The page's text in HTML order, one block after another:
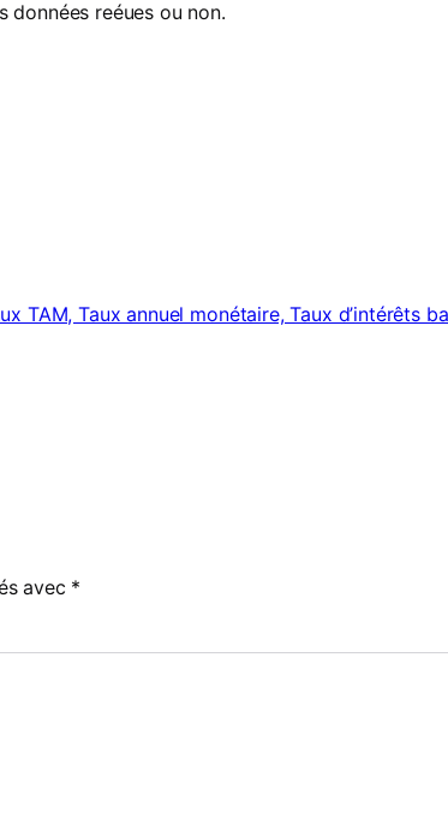
données reéues ou non.
TAM, Taux annuel monétaire, Taux d’intérêts
avec *